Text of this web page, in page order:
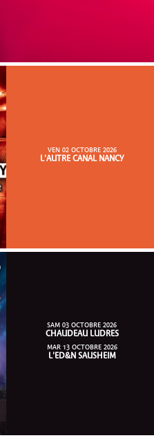
VEN 02 OCTOBRE 2026
L'AUTRE CANAL NANCY
SAM 03 OCTOBRE 2026
CHAUDEAU LUDRES
MAR 13 OCTOBRE 2026
L'ED&N SAUSHEIM